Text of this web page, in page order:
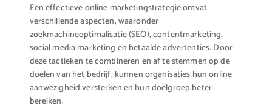
Een effectieve online marketingstrategie omvat
verschillende aspecten, waaronder
zoekmachineoptimalisatie (SEO), contentmarketing,
social media marketing en betaalde advertenties. Door
deze tactieken te combineren en af te stemmen op de
doelen van het bedrijf, kunnen organisaties hun online
aanwezigheid versterken en hun doelgroep beter
bereiken.